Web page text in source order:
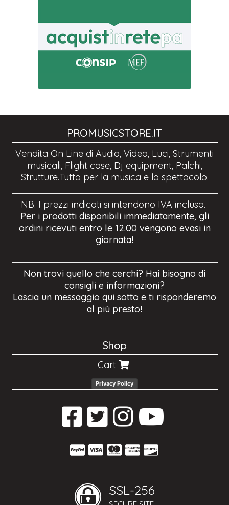
PROMUSICSTORE.IT
Vendita On Line di Audio, Video, Luci, Strumenti
musicali, Flight case, Dj equipment, Palchi,
Strutture.Tutto per la musica e lo spettacolo.
NB. I prezzi indicati si intendono IVA inclusa.
Per i prodotti disponibili immediatamente, gli
ordini ricevuti entro le 12.00 vengono evasi in
giornata!
Non trovi quello che cerchi? Hai bisogno di
consigli e informazioni?
Lascia un messaggio qui sotto e ti risponderemo
al più presto!
Shop
Cart
Privacy Policy
SSL-256